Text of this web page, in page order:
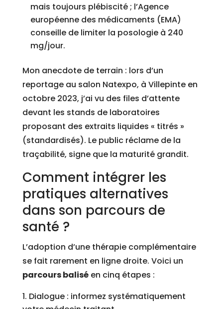
mais toujours plébiscité ; l’Agence
européenne des médicaments (EMA)
conseille de limiter la posologie à 240
mg/jour.
Mon anecdote de terrain : lors d’un
reportage au salon Natexpo, à Villepinte en
octobre 2023, j’ai vu des files d’attente
devant les stands de laboratoires
proposant des extraits liquides « titrés »
(standardisés). Le public réclame de la
traçabilité, signe que la maturité grandit.
Comment intégrer les
pratiques alternatives
dans son parcours de
santé ?
L’adoption d’une thérapie complémentaire
se fait rarement en ligne droite. Voici un
parcours baliséen cinq étapes :
Dialogue : informez systématiquement